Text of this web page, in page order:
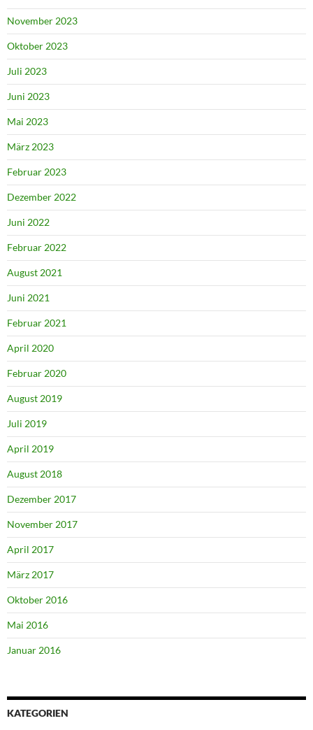
November 2023
Oktober 2023
Juli 2023
Juni 2023
Mai 2023
März 2023
Februar 2023
Dezember 2022
Juni 2022
Februar 2022
August 2021
Juni 2021
Februar 2021
April 2020
Februar 2020
August 2019
Juli 2019
April 2019
August 2018
Dezember 2017
November 2017
April 2017
März 2017
Oktober 2016
Mai 2016
Januar 2016
KATEGORIEN